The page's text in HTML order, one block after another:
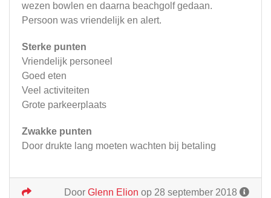
wezen bowlen en daarna beachgolf gedaan.
Persoon was vriendelijk en alert.
Sterke punten
Vriendelijk personeel
Goed eten
Veel activiteiten
Grote parkeerplaats
Zwakke punten
Door drukte lang moeten wachten bij betaling
Door Glenn Elion op 28 september 2018